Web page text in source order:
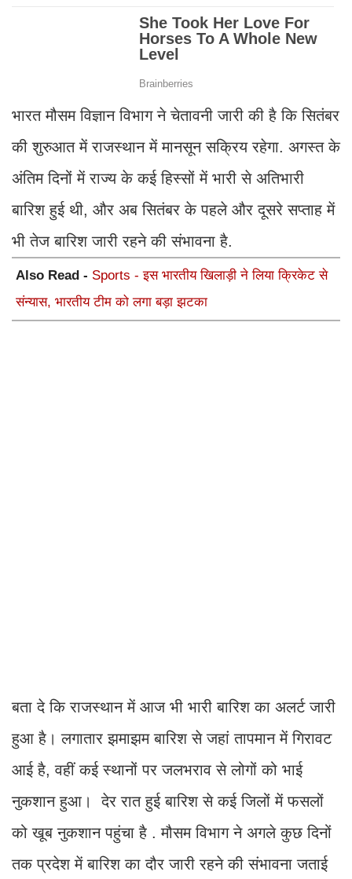
भारत मौसम विज्ञान विभाग ने चेतावनी जारी की है कि सितंबर
की शुरुआत में राजस्थान में मानसून सक्रिय रहेगा. अगस्त के
अंतिम दिनों में राज्य के कई हिस्सों में भारी से अतिभारी
बारिश हुई थी, और अब सितंबर के पहले और दूसरे सप्ताह में
भी तेज बारिश जारी रहने की संभावना है.
Also Read - Sports - इस भारतीय खिलाड़ी ने लिया क्रिकेट से
संन्यास, भारतीय टीम को लगा बड़ा झटका
बता दे कि राजस्थान में आज भी भारी बारिश का अलर्ट जारी
हुआ है। लगातार झमाझम बारिश से जहां तापमान में गिरावट
आई है, वहीं कई स्थानों पर जलभराव से लोगों को भाई
नुकशान हुआ। देर रात हुई बारिश से कई जिलों में फसलों
को खूब नुकशान पहुंचा है . मौसम विभाग ने अगले कुछ दिनों
तक प्रदेश में बारिश का दौर जारी रहने की संभावना जताई